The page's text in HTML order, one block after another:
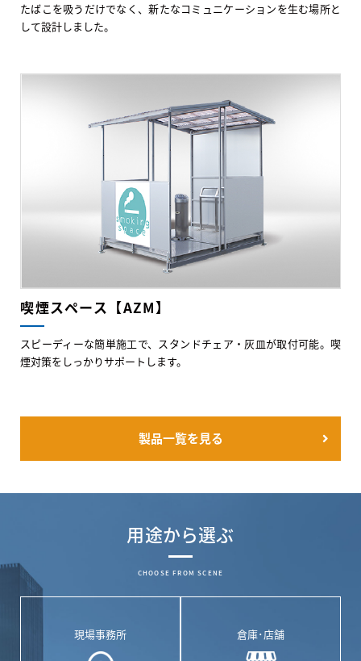
たばこを吸うだけでなく、新たなコミュニケーションを生む場所と
して設計しました。
喫煙スペース【AZM】
スピーディーな簡単施工で、スタンドチェア・灰皿が取付可能。喫
煙対策をしっかりサポートします。
製品一覧を見る
用途から選ぶ
CHOOSE FROM SCENE
現場事務所 倉庫･店舗